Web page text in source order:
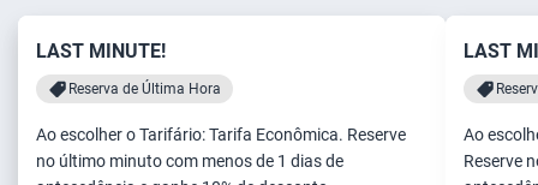
LAST MINUTE!
Reserva de Última Hora
Ao escolher o Tarifário: Tarifa Econômica. Reserve
no último minuto com menos de 1 dias de
LAST
Ao
Reserve